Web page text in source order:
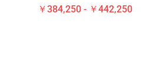
￥384,250 - ￥442,250